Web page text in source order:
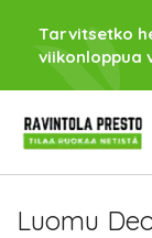
Tarvitsetko
viikonloppua
Luomu